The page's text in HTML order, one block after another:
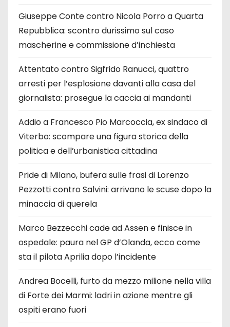
Giuseppe Conte contro Nicola Porro a Quarta
Repubblica: scontro durissimo sul caso
mascherine e commissione d’inchiesta
Attentato contro Sigfrido Ranucci, quattro
arresti per l’esplosione davanti alla casa del
giornalista: prosegue la caccia ai mandanti
Addio a Francesco Pio Marcoccia, ex sindaco di
Viterbo: scompare una figura storica della
politica e dell’urbanistica cittadina
Pride di Milano, bufera sulle frasi di Lorenzo
Pezzotti contro Salvini: arrivano le scuse dopo la
minaccia di querela
Marco Bezzecchi cade ad Assen e finisce in
ospedale: paura nel GP d’Olanda, ecco come
sta il pilota Aprilia dopo l’incidente
Andrea Bocelli, furto da mezzo milione nella villa
di Forte dei Marmi: ladri in azione mentre gli
ospiti erano fuori